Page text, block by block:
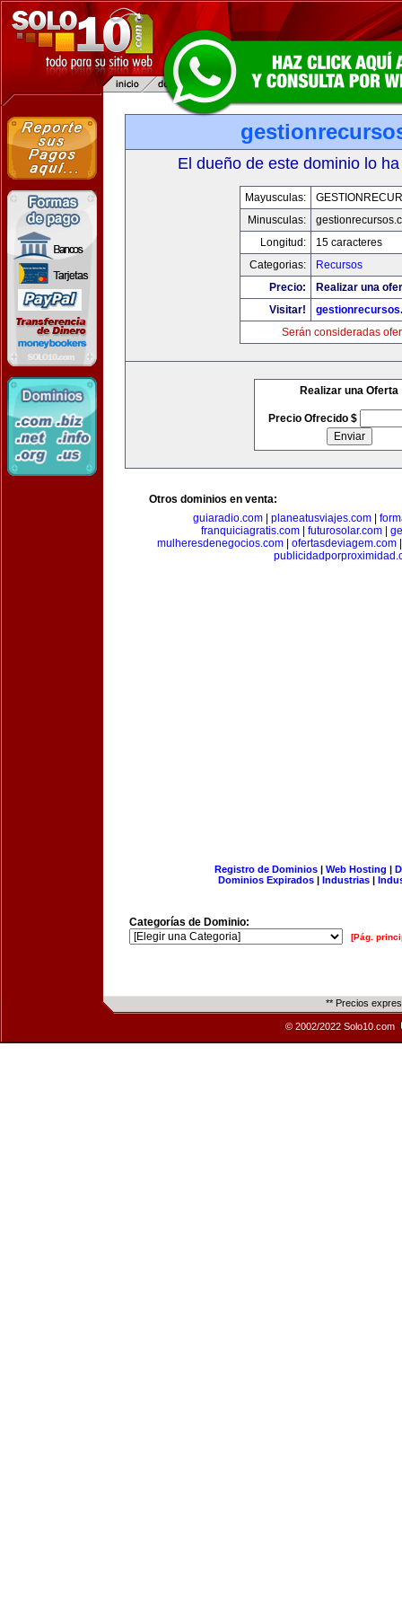
El dueño de este dominio lo
Mayusculas:
Minusculas:
Longitud:
15 caracteres
Categorias:
Recursos
Precio:
Realizar una
Visitar!
Serán consideradas
Realizar una Oferta
Precio Ofrecido $
Otros dominios en venta:
guiaradio.com
planeatusviajes.com
franquiciagratis.com
futurosolar.com
mulheresdenegocios.com
ofertasdeviagem.com
Registro de Dominios| Web Hosting |
Dominios Expirados | Industrias |
Categorías de Dominio:
[Pág.
** Precios
© 2002/2022 Solo10.com